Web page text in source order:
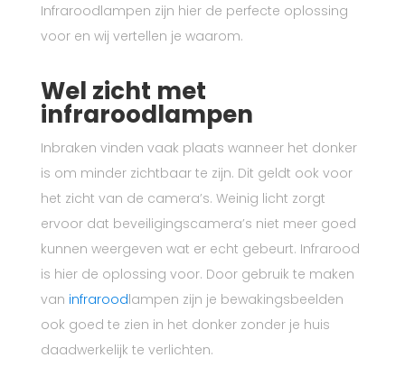
Infraroodlampen zijn hier de perfecte oplossing
voor en wij vertellen je waarom.
Wel zicht met
infraroodlampen
Inbraken vinden vaak plaats wanneer het donker
is om minder zichtbaar te zijn. Dit geldt ook voor
het zicht van de camera’s. Weinig licht zorgt
ervoor dat beveiligingscamera’s niet meer goed
kunnen weergeven wat er echt gebeurt. Infrarood
is hier de oplossing voor. Door gebruik te maken
van infraroodlampen zijn je bewakingsbeelden
ook goed te zien in het donker zonder je huis
daadwerkelijk te verlichten.